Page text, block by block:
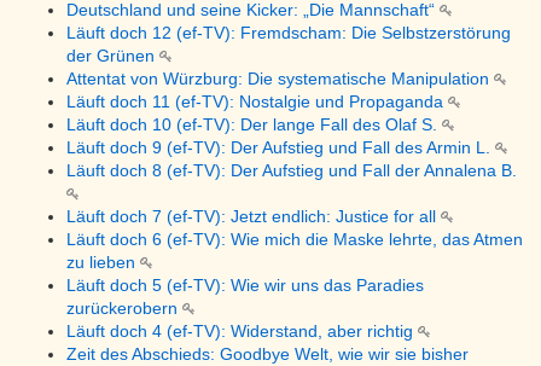
Deutschland und seine Kicker: „Die Mannschaft“
Läuft doch 12 (ef-TV): Fremdscham: Die Selbstzerstörung
der Grünen
Attentat von Würzburg: Die systematische Manipulation
Läuft doch 11 (ef-TV): Nostalgie und Propaganda
Läuft doch 10 (ef-TV): Der lange Fall des Olaf S.
Läuft doch 9 (ef-TV): Der Aufstieg und Fall des Armin L.
Läuft doch 8 (ef-TV): Der Aufstieg und Fall der Annalena B.
Läuft doch 7 (ef-TV): Jetzt endlich: Justice for all
Läuft doch 6 (ef-TV): Wie mich die Maske lehrte, das Atmen
zu lieben
Läuft doch 5 (ef-TV): Wie wir uns das Paradies
zurückerobern
Läuft doch 4 (ef-TV): Widerstand, aber richtig
Zeit des Abschieds: Goodbye Welt, wie wir sie bisher